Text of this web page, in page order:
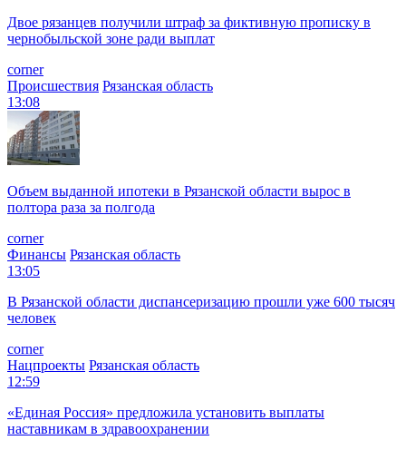
Двое рязанцев получили штраф за фиктивную прописку в
чернобыльской зоне ради выплат
corner
Происшествия Рязанская область
13:08
Объем выданной ипотеки в Рязанской области вырос в
полтора раза за полгода
corner
Финансы Рязанская область
13:05
В Рязанской области диспансеризацию прошли уже 600 тысяч
человек
corner
Нацпроекты Рязанская область
12:59
«Единая Россия» предложила установить выплаты
наставникам в здравоохранении